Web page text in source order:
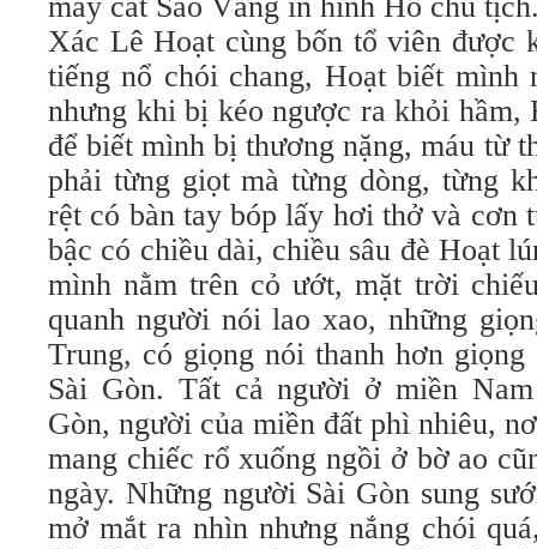
Xác Lê Hoạt cùng bốn tổ viên được
tiếng nổ chói chang, Hoạt biết mình
nhưng khi bị kéo ngược ra khỏi hầm,
để biết mình bị thương nặng, máu từ
phải từng giọt mà từng dòng, từng
rệt có bàn tay bóp lấy hơi thở và cơn
bậc có chiều dài, chiều sâu đè Hoạt
mình nằm trên cỏ ướt, mặt trời
quanh người nói lao xao, những
Trung, có giọng nói thanh hơn
Sài Gòn. Tất cả người ở miền
Gòn, người của miền đất phì nhiêu,
mang chiếc rổ xuống ngồi ở bờ ao
ngày. Những người Sài Gòn sung
mở mắt ra nhìn nhưng nắng chói